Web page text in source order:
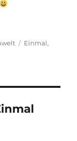
Schlagwörter
Einmal,